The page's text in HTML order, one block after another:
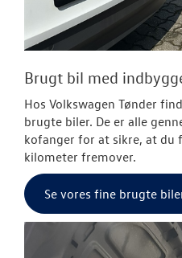
Brugt bil med
Hos Volkswagen Tønder
brugte biler. De er alle
kofanger for at sikre, at du
kilometer fremover.
Se vores fine brugte